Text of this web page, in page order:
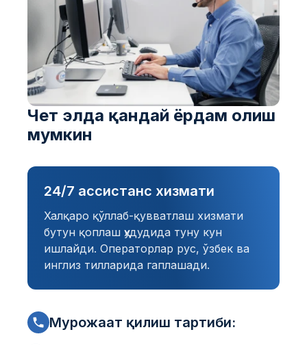
Чет элда қандай ёрдам олиш
мумкин
24/7 ассистанс хизмати
Халқаро қўллаб-қувватлаш хизмати
бутун қоплаш ҳудудида туну кун
ишлайди. Операторлар рус, ўзбек ва
инглиз тилларида гаплашади.
Мурожаат қилиш тартиби: